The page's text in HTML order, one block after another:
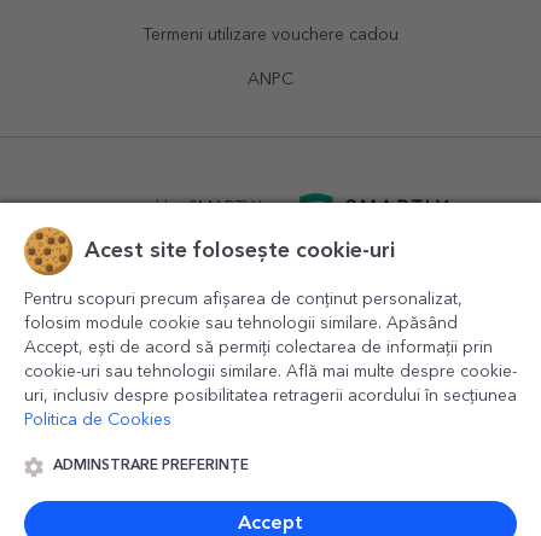
Termeni utilizare vouchere cadou
ANPC
powered bySMARTLY.ro
© 2016-2026 StarGift Romania,
contact@stargift.ro
Acest site folosește cookie-uri
Pentru scopuri precum afișarea de conținut personalizat,
folosim module cookie sau tehnologii similare. Apăsând
Accept, ești de acord să permiți colectarea de informații prin
cookie-uri sau tehnologii similare. Află mai multe despre cookie-
uri, inclusiv despre posibilitatea retragerii acordului în secțiunea
Politica de Cookies
ADMINSTRARE PREFERINȚE
Accept